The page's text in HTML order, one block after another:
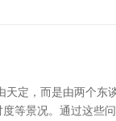
定，而是由两个东
等景况。通过这些